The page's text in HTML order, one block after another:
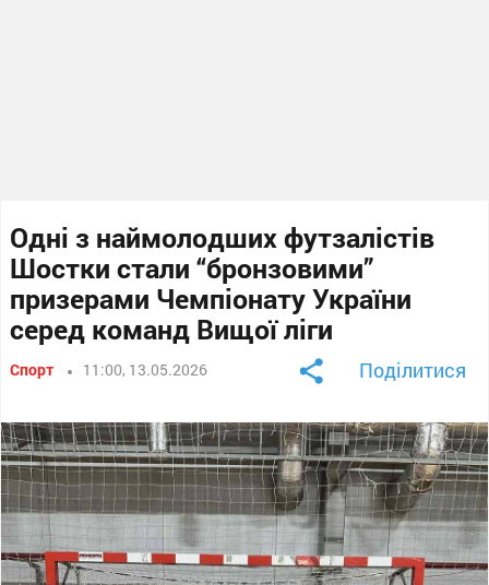
Одні з наймолодших футзалістів
Шостки стали “бронзовими”
призерами Чемпіонату України
серед команд Вищої ліги
Спорт 11:00, 13.05.2026 Поділитися